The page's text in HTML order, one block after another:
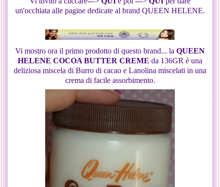
un'occhiata alle pagine dedicate al brand QUEEN HELENE.
Vi mostro ora il primo prodotto di questo brand... la QUEEN
HELENE COCOA BUTTER CREME da 136GR è una
deliziosa miscela di Burro di cacao e Lanolina miscelati in una
crema di facile assorbimento.